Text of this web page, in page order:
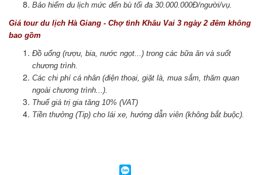
Bảo hiểm du lịch mức đển bù tối đa 30.000.000Đ/người/vụ.
Giá tour du lịch Hà Giang - Chợ tình Khâu Vai 3 ngày 2 đêm không
bao gồm
Đồ uống (rượu, bia, nước ngọt...) trong các bữa ăn và suốt
chương trình.
Các chi phí cá nhân (điện thoại, giặt là, mua sắm, thăm quan
ngoài chương trình...).
Thuế giá trị gia tăng 10% (VAT)
Tiền thưởng (Tip) cho lái xe, hướng dẫn viên (không bắt buộc).